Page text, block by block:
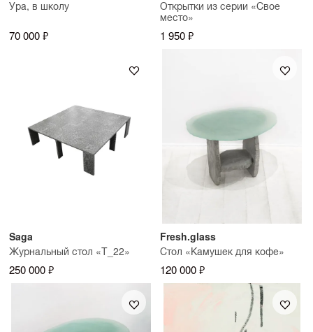
Ура, в школу
70 000 ₽
Открытки из серии «Свое
место»
1 950 ₽
Saga
Журнальный стол «T_22»
250 000 ₽
Fresh.glass
Стол «Камушек для кофе»
120 000 ₽